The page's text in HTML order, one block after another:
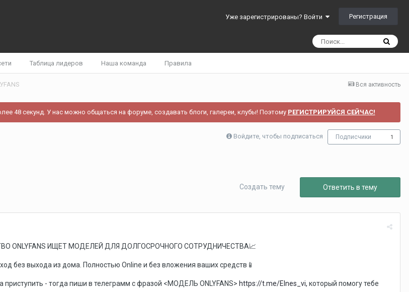
Уже зарегистрированы? Войти Регистрация
Таблица лидеров Наша команда Правила
Вся активность
48 секунд. У нас можно общаться на форуме, создавать блоги, галереи, клубы! Поэтому РЕГИСТРИРУЙСЯ СЕЙЧАС!
Войдите, чтобы подписаться Подписчики 1
Ответить в тему
Создать тему
ONLYFANS ИЩЕТ МОДЕЛЕЙ ДЛЯ ДОЛГОСРОЧНОГО СОТРУДНИЧЕСТВА📈
без выхода из дома. Полностью Online и без вложения ваших средств 📱
приступить - тогда пиши в телеграмм с фразой <МОДЕЛЬ ONLYFANS> https://t.me/Elnes_vi, который помогу тебе